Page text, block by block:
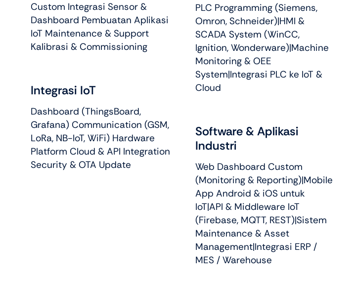
Custom Integrasi Sensor &
Dashboard Pembuatan Aplikasi
IoT Maintenance & Support
Kalibrasi & Commissioning
Integrasi IoT
Dashboard (ThingsBoard,
Grafana) Communication (GSM,
LoRa, NB-IoT, WiFi) Hardware
Platform Cloud & API Integration
Security & OTA Update
PLC Programming (Siemens,
Omron, Schneider)|HMI &
SCADA System (WinCC,
Ignition, Wonderware)|Machine
Monitoring & OEE
System|Integrasi PLC ke IoT &
Cloud
Software & Aplikasi
Industri
Web Dashboard Custom
(Monitoring & Reporting)|Mobile
App Android & iOS untuk
IoT|API & Middleware IoT
(Firebase, MQTT, REST)|Sistem
Maintenance & Asset
Management|Integrasi ERP /
MES / Warehouse